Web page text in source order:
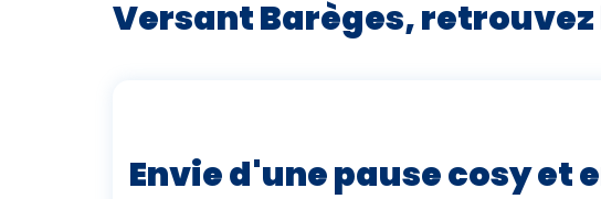
Versant Barèges,
Envie d'une pause cosy et